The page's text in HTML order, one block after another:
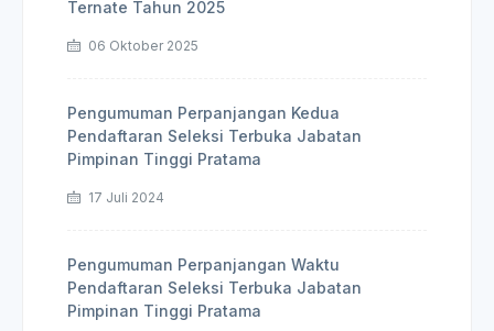
Ternate Tahun 2025
06 Oktober 2025
Pengumuman Perpanjangan Kedua
Pendaftaran Seleksi Terbuka Jabatan
Pimpinan Tinggi Pratama
17 Juli 2024
Pengumuman Perpanjangan Waktu
Pendaftaran Seleksi Terbuka Jabatan
Pimpinan Tinggi Pratama